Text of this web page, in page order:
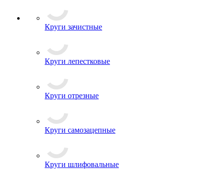
Круги зачистные
Круги лепестковые
Круги отрезные
Круги самозацепные
Круги шлифовальные